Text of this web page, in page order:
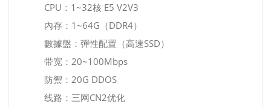
CPU：1~32核 E5 V2V3
內存：1~64G（DDR4）
數據盤：彈性配置（高速SSD）
带宽：20~100Mbps
防禦：20G DDOS
线路：三网CN2优化